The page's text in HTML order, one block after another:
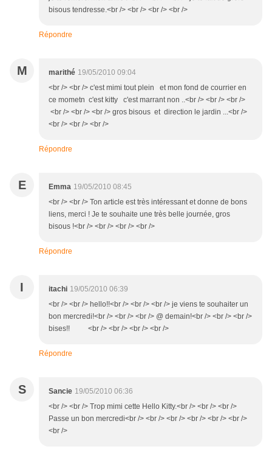
bisous tendresse.<br /> <br /> <br /> <br />
Répondre
M marithé 19/05/2010 09:04
<br /> <br /> c'est mimi tout plein et mon fond de courrier en
ce mometn c'est kitty c'est marrant non ..<br /> <br /> <br />
<br /> <br /> <br /> gros bisous et direction le jardin ...<br />
<br /> <br /> <br />
Répondre
E Emma 19/05/2010 08:45
<br /> <br /> Ton article est très intéressant et donne de bons
liens, merci ! Je te souhaite une très belle journée, gros
bisous !<br /> <br /> <br /> <br />
Répondre
I itachi 19/05/2010 06:39
<br /> <br /> hello!!<br /> <br /> <br /> je viens te souhaiter un
bon mercredi!<br /> <br /> <br /> @ demain!<br /> <br /> <br />
bises!! <br /> <br /> <br /> <br />
Répondre
S Sancie 19/05/2010 06:36
<br /> <br /> Trop mimi cette Hello Kitty.<br /> <br /> <br />
Passe un bon mercredi<br /> <br /> <br /> <br /> <br /> <br />
<br />